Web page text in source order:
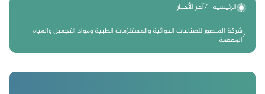
الرئيسية
آخر الأخبار
شركة المنصور للصناعات الدوائية والمستلزمات الطبية ومواد التجميل والمياه
المعقمة